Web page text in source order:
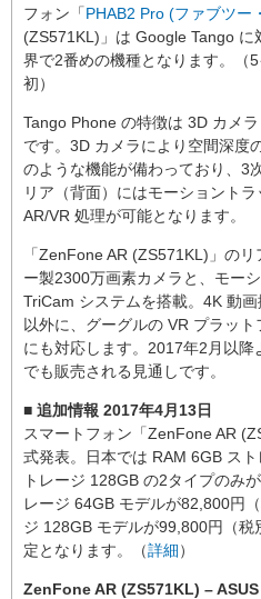
フォン「PHAB2 Pro (ファブツー
(ZS571KL)」は Google Tango
界で2番めの機種となります。（
初）
Tango Phone の特徴は 3D カメ
です。3D カメラにより空間深度
のような機能が備わっており、3
リア（背面）にはモーショント
AR/VR 処理が可能となります。
「ZenFone AR (ZS571KL)」の
ー製2300万画素カメラと、モー
TriCam システムを搭載。4K 動
以外に、グーグルの VR プラット
にも対応します。2017年2月以
でも販売される見通しです。
■ 追加情報 2017年4月13日
スマートフォン「ZenFone AR
式発表。日本では RAM 6GB ス
トレージ 128GB の2タイプのみ
レージ 64GB モデルが82,800円
ジ 128GB モデルが99,800円（
定となります。（詳細）
ZenFone AR (ZS571KL) – ASUS